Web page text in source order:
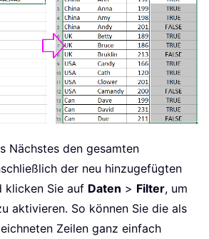
Nächstes den gesamten
der neu hinzugefügten
klicken Sie auf Daten > Filter, um
aktivieren. So können Sie die als
Zeilen ganz einfach